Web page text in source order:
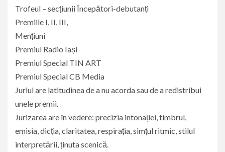
Trofeul – secțiunii Începători-debutanți
Premiile I, II, III,
Mențiuni
Premiul Radio Iași
Premiul Special TIN ART
Premiul Special CB Media
Juriul are latitudinea de a nu acorda sau de a redistribui
unele premii.
Jurizarea are în vedere: precizia intonației, timbrul,
emisia, dicția, claritatea, respirația, simțul ritmic, stilul
interpretării, ținuta scenică.